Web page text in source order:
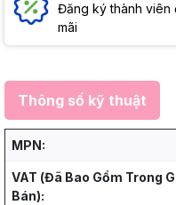
Đăng ký thành viên
mãi
Thông số kỹ thuật
MPN:
VAT (Đã Bao Gồm Trong
Bán):